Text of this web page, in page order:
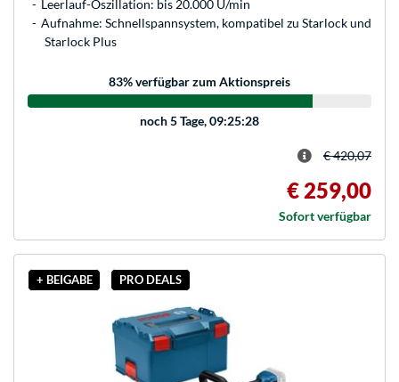
Leerlauf-Oszillation: bis 20.000 U/min
Aufnahme: Schnellspannsystem, kompatibel zu Starlock und
Starlock Plus
83% verfügbar zum Aktionspreis
noch5 Tage, 09:25:28
€ 420,07
€ 259,00
Sofort verfügbar
+ BEIGABE PRO DEALS